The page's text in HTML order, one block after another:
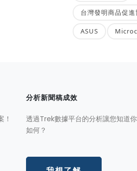
台灣發明商品促進
ASUS
分析新聞稿成效
透過Trek數據平台的分析讓您知道
如何？